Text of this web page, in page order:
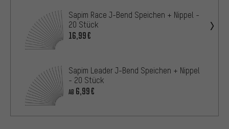
Sapim Race J-Bend Speichen + Nippel -
20 Stück
16,99€
Sapim Leader J-Bend Speichen + Nippel
- 20 Stück
AB 6,99€